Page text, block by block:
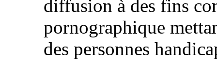
diffusion à des fins
pornographique
des personnes